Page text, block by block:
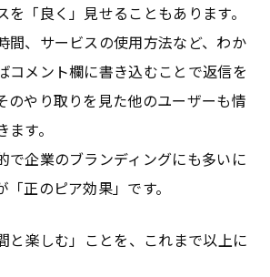
「良く」見せることもあります。
間、サービスの使用方法など、わか
コメント欄に書き込むことで返信を
のやり取りを見た他のユーザーも情
す。
で企業のブランディングにも多いに
正のピア効果」です。
と楽しむ」ことを、これまで以上に